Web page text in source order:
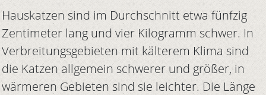
Hauskatzen sind im Durchschnitt etwa fünfzig
Zentimeter lang und vier Kilogramm schwer. In
Verbreitungsgebieten mit kälterem Klima sind
die Katzen allgemein schwerer und größer, in
wärmeren Gebieten sind sie leichter. Die Länge